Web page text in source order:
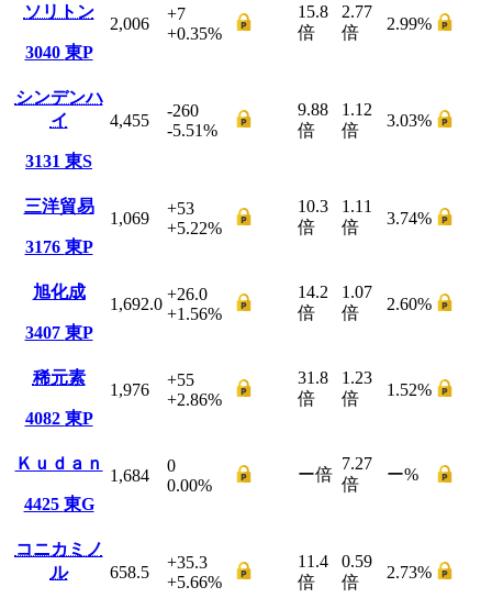
ソリトン
3040 東P
2,006
+7
+0.35%
15.8
倍
2.77
倍
2.99%
シンデンハ
イ
3131 東S
4,455
-260
-5.51%
9.88
倍
1.12
倍
3.03%
三洋貿易
3176 東P
1,069
+53
+5.22%
10.3
倍
1.11
倍
3.74%
旭化成
3407 東P
1,692.0
+26.0
+1.56%
14.2
倍
1.07
倍
2.60%
稀元素
4082 東P
1,976
+55
+2.86%
31.8
倍
1.23
倍
1.52%
Ｋｕｄａｎ
4425 東G
1,684
0
0.00%
ー倍
7.27
倍
ー%
コニカミノ
ル
658.5
+35.3
+5.66%
11.4
倍
0.59
倍
2.73%